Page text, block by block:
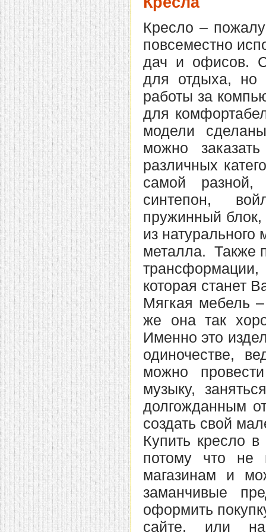
домашнем использовании.
Эта мебель имеет
некоторые преимущества
перед той же стенкой для
гостиной, к примеру,
поскольку она более
легкая и не загромождает
пространство. В спальне
этот предмет можно
поставить у изголовья
кровати, чтобы заполнить
пустующее там
место. Также стеллажи
очень часто используют в
качестве разграничителей
комнаты, например, на
рабочую зону и
пространство для отдыха.
Особенно это актуально
для однокомнатных
квартир.
Кресло –
повсеместно
дач и офисов.
для отдыха, но
работы за
для
модели
можно
различных
самой разной,
синтепон,
пружинный
из
металла. Также
которая станет
Мягкая мебель
же она так
Именно это
одиночестве,
можно
музыку,
долгожданным
создать свой
Купить кресло в
потому что не
магазинам и
заманчивые
оформить
сайте, или